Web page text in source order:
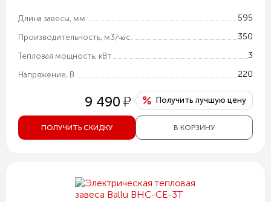
Длина завесы, мм 595
Производительность, м3/час 350
Тепловая мощность, кВт 3
Напряжение, В 220
9 490 у Получить лучшую цену
ПОЛУЧИТЬ СКИДКУ В КОРЗИНУ